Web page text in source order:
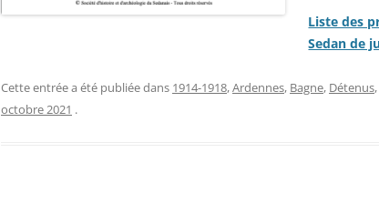
Liste des
Sedan de
Cette entrée a été publiée dans 1914-1918,Ardennes, Bagne, Détenus,
octobre 2021 .